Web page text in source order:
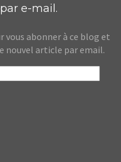
e-mail.
vous abonner à ce blog et
nouvel article par email.